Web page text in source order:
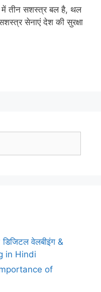
में तीन सशस्त्र बल है, थल
सेनाएं देश की सुरक्षा
वेलबीइंग &
in Hindi
Importance of